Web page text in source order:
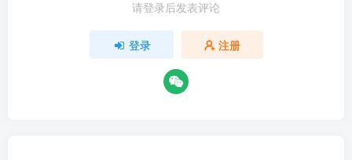
请登录后发表评论
登录 注册